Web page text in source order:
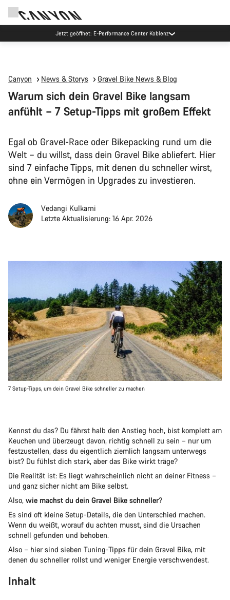
Jetzt geöffnet: E-Performance Center Koblenz
Canyon News & Storys Gravel Bike News & Blog
Warum sich dein Gravel Bike langsam
anfühlt – 7 Setup-Tipps mit großem Effekt
Egal ob Gravel-Race oder Bikepacking rund um die
Welt – du willst, dass dein Gravel Bike abliefert. Hier
sind 7 einfache Tipps, mit denen du schneller wirst,
ohne ein Vermögen in Upgrades zu investieren.
Vedangi Kulkarni
Letzte Aktualisierung: 16 Apr. 2026
7 Setup-Tipps, um dein Gravel Bike schneller zu machen
Kennst du das? Du fährst halb den Anstieg hoch, bist komplett am
Keuchen und überzeugt davon, richtig schnell zu sein – nur um
festzustellen, dass du eigentlich ziemlich langsam unterwegs
bist? Du fühlst dich stark, aber das Bike wirkt träge?
Die Realität ist: Es liegt wahrscheinlich nicht an deiner Fitness –
und ganz sicher nicht am Bike selbst.
Also, wie machst du dein Gravel Bike schneller?
Es sind oft kleine Setup-Details, die den Unterschied machen.
Wenn du weißt, worauf du achten musst, sind die Ursachen
schnell gefunden und behoben.
Also – hier sind sieben Tuning-Tipps für dein Gravel Bike, mit
denen du schneller rollst und weniger Energie verschwendest.
Inhalt